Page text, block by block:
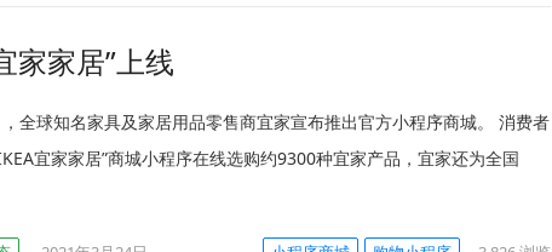
家家居”上线
全球知名家具及家居用品零售商宜家宣布推出官方小程序商城。 消费者
宜家家居”商城小程序在线选购约9300种宜家产品，宜家还为全国